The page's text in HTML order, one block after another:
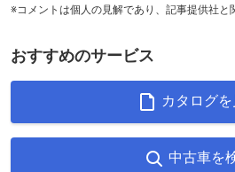
※コメントは個人の見解であり、記事提供社と
おすすめのサービス
カタログを
中古車を